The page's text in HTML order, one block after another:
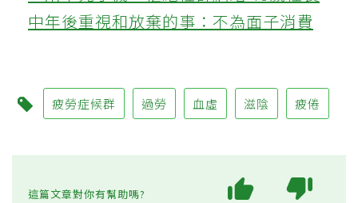
中年後重視和放棄的事：不為面子消費
疲勞症候群 過勞 血虛 滋陰 疲倦
這篇文章對你有幫助嗎?